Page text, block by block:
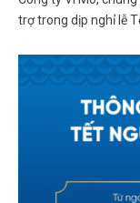
trợ trong dịp nghỉ lễ